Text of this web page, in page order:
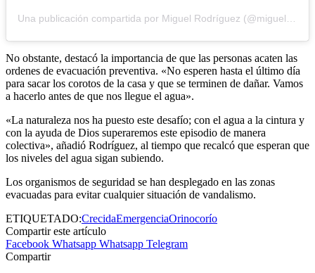
No obstante, destacó la importancia de que las personas acaten las
ordenes de evacuación preventiva. «No esperen hasta el último día
para sacar los corotos de la casa y que se terminen de dañar. Vamos
a hacerlo antes de que nos llegue el agua».
«La naturaleza nos ha puesto este desafío; con el agua a la cintura y
con la ayuda de Dios superaremos este episodio de manera
colectiva», añadió Rodríguez, al tiempo que recalcó que esperan que
los niveles del agua sigan subiendo.
Los organismos de seguridad se han desplegado en las zonas
evacuadas para evitar cualquier situación de vandalismo.
ETIQUETADO:CrecidaEmergenciaOrinocorío
Compartir este artículo
Facebook Whatsapp Whatsapp Telegram
Compartir